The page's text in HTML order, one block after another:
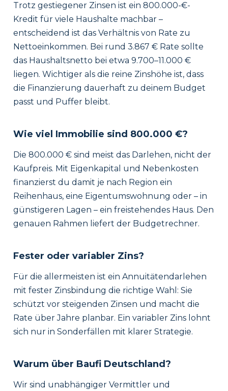
Trotz gestiegener Zinsen ist ein 800.000-€-
Kredit für viele Haushalte machbar –
entscheidend ist das Verhältnis von Rate zu
Nettoeinkommen. Bei rund 3.867 € Rate sollte
das Haushaltsnetto bei etwa 9.700–11.000 €
liegen. Wichtiger als die reine Zinshöhe ist, dass
die Finanzierung dauerhaft zu deinem Budget
passt und Puffer bleibt.
Wie viel Immobilie sind 800.000 €?
Die 800.000 € sind meist das Darlehen, nicht der
Kaufpreis. Mit Eigenkapital und Nebenkosten
finanzierst du damit je nach Region ein
Reihenhaus, eine Eigentumswohnung oder – in
günstigeren Lagen – ein freistehendes Haus. Den
genauen Rahmen liefert der Budgetrechner.
Fester oder variabler Zins?
Für die allermeisten ist ein Annuitätendarlehen
mit fester Zinsbindung die richtige Wahl: Sie
schützt vor steigenden Zinsen und macht die
Rate über Jahre planbar. Ein variabler Zins lohnt
sich nur in Sonderfällen mit klarer Strategie.
Warum über Baufi Deutschland?
Wir sind unabhängiger Vermittler und